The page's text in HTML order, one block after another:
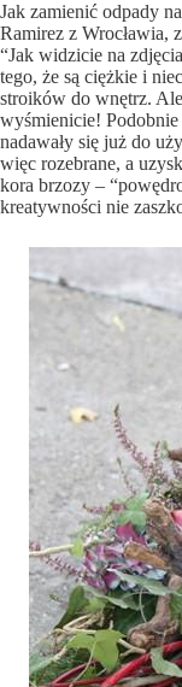
Jak zamienić odpady
Ramirez z Wrocławia,
“Jak widzicie na
tego, że są ciężkie i
stroików do wnętrz. Ale
wyśmienicie!
nadawały się już do
więc rozebrane, a
kora brzozy –
kreatywności nie